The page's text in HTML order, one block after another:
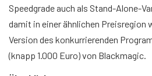
Speedgrade auch als Stand-Alone-
damit in einer ähnlichen Preisregion
Version des konkurrierenden
(knapp 1.000 Euro) von Blackmagic.